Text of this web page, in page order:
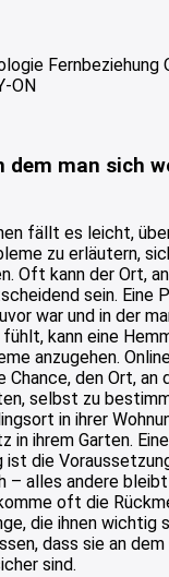
dem man sich
fällt es leicht,
zu erläutern,
Oft kann der Ort,
sein. Eine
war und in der
kann eine
anzugehen.
Chance, den Ort, an
selbst zu
in ihrer
in ihrem Garten.
ist die
– alles andere
oft die
die ihnen wichtig
dass sie an
sind.